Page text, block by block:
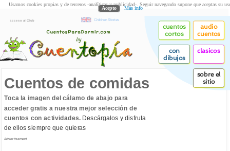
acceso al Club Children Stories
cuentos
cortos
audio
cuentos
con
dibujos
clasicos
sobre el
sitio
Cuentos de comidas
Toca la imagen del cálamo de abajo para
acceder gratis a nuestra mejor selección de
cuentos con actividades.Descárgalos y disfruta
de ellos siempre que quieras
Advertisement
Usamos cookies propias y de terceros -analíticas y publicidad-. Seguir navegando supone que aceptas su
Acepto Más info